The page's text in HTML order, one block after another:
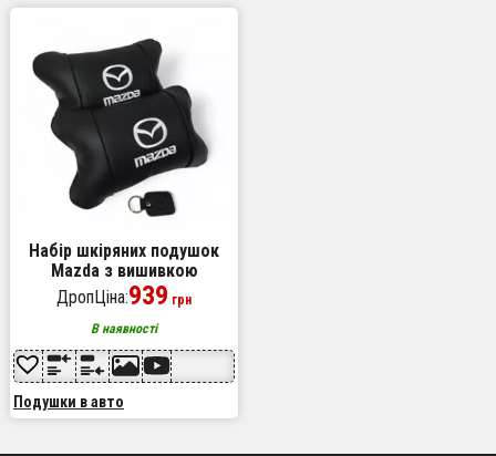
Набір шкіряних подушок
Mazda з вишивкою
логотипу + подарунок –
шкіряний брелок
ДропЦіна:939 грн
В наявності
Подушки в авто